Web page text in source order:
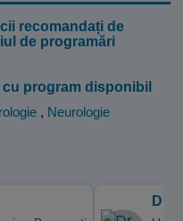
recomandați de
de programări
program disponibil
, Neurologie
Dr.